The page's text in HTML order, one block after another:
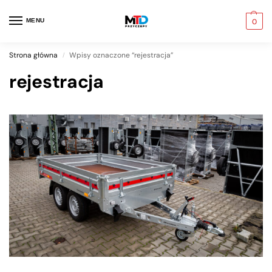
MENU 0
Strona główna / Wpisy oznaczone “rejestracja”
rejestracja